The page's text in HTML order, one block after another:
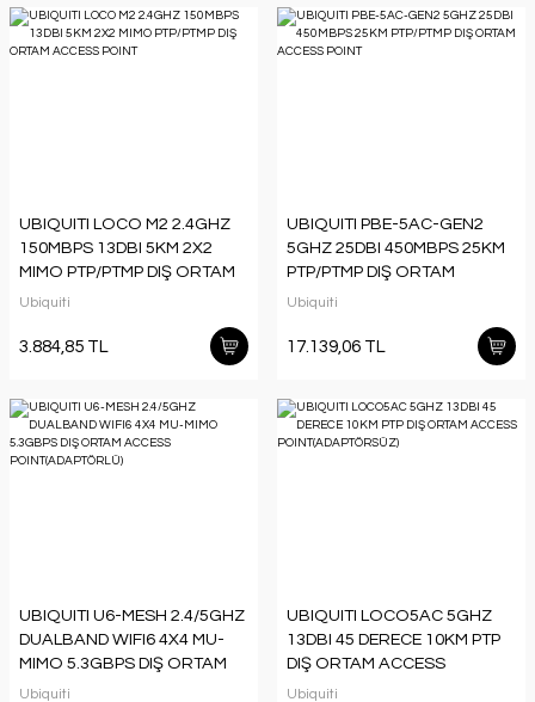
UBIQUITI LOCO M2 2.4GHZ
150MBPS 13DBI 5KM 2X2
MIMO PTP/PTMP DIŞ ORTAM
ACCESS POINT
Ubiquiti
3.884,85 TL
UBIQUITI PBE-5AC-GEN2
5GHZ 25DBI 450MBPS 25KM
PTP/PTMP DIŞ ORTAM
ACCESS POINT
Ubiquiti
17.139,06 TL
UBIQUITI U6-MESH 2.4/5GHZ
DUALBAND WIFI6 4X4 MU-
MIMO 5.3GBPS DIŞ ORTAM
ACCESS POINT(ADAPTÖRLÜ)
Ubiquiti
UBIQUITI LOCO5AC 5GHZ
13DBI 45 DERECE 10KM PTP
DIŞ ORTAM ACCESS
POINT(ADAPTÖRSÜZ)
Ubiquiti